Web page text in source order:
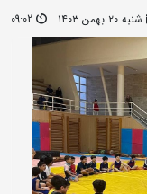
شنبه ۲۰ بهمن ۱۴۰۳ 09:02